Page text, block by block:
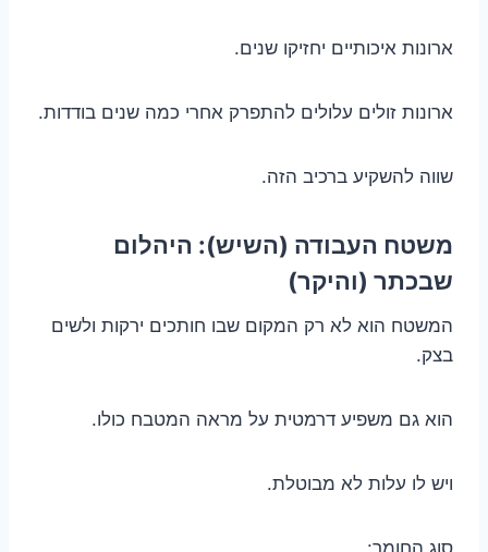
ארונות איכותיים יחזיקו שנים.
ארונות זולים עלולים להתפרק אחרי כמה שנים בודדות.
שווה להשקיע ברכיב הזה.
משטח העבודה (השיש): היהלום
שבכתר (והיקר)
המשטח הוא לא רק המקום שבו חותכים ירקות ולשים
בצק.
הוא גם משפיע דרמטית על מראה המטבח כולו.
ויש לו עלות לא מבוטלת.
סוג החומר: